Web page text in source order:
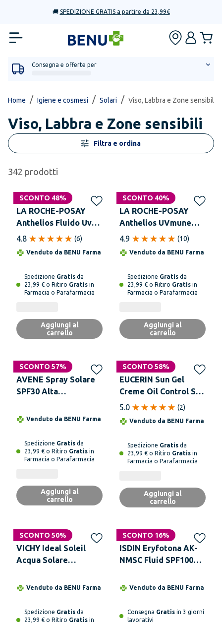
🚚 SPEDIZIONE GRATIS a partire da 23,99€
Consegna e offerte per
Home / Igiene e cosmesi / Solari / Viso, Labbra e Zone sensibili
Viso, Labbra e Zone sensibili
Filtra e ordina
342 prodotti
SCONTO 48%
LA ROCHE-POSAY
Anthelios Fluido Uv
Antimacchie Spf50+
Solare Viso
4.8 (6)
Venduto da BENU Farma
Spedizione Gratis da
23,99 € o Ritiro Gratis in
Farmacia o Parafarmacia
Aggiungi al
carrello
SCONTO 40%
LA ROCHE-POSAY
Anthelios UVmune
400 Fluido Invisibile
Profumo 50 ml
4.9 (10)
Venduto da BENU Farma
Spedizione Gratis da
23,99 € o Ritiro Gratis in
Farmacia o Parafarmacia
Aggiungi al
carrello
SCONTO 57%
AVENE Spray Solare
SPF30 Alta
Venduto da BENU Farma
Spedizione Gratis da
23,99 € o Ritiro Gratis in
Farmacia o Parafarmacia
Aggiungi al
carrello
SCONTO 58%
EUCERIN Sun Gel
Creme Oil Control Spf
50+ 50 ml
5.0 (2)
Venduto da BENU Farma
Spedizione Gratis da
23,99 € o Ritiro Gratis in
Farmacia o Parafarmacia
Aggiungi al
carrello
SCONTO 50%
VICHY Ideal Soleil
Acqua Solare
30 AbbronzaturaVenduto da BENU Farma
Spedizione Gratis da
23,99 € o Ritiro Gratis in
SCONTO 16%
ISDIN Eryfotona AK-
NMSC Fluid SPF100+
Venduto da BENU Farma
Consegna Gratis in 3 giorni
lavorativi